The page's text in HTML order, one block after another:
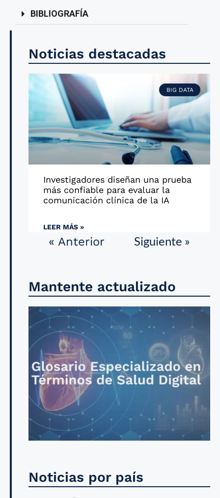
BIBLIOGRAFÍA
Noticias destacadas
BIG DATA
Investigadores diseñan una prueba
más confiable para evaluar la
comunicación clínica de la IA
LEER MÁS »
« Anterior Siguiente »
Mantente actualizado
Noticias por país